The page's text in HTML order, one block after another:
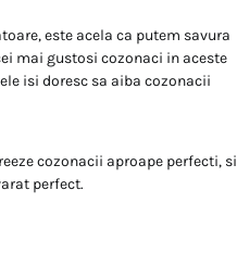
este acela ca putem savura
mai gustosi cozonaci in aceste
isi doresc sa aiba cozonacii
cozonacii aproape perfecti, si
perfect.